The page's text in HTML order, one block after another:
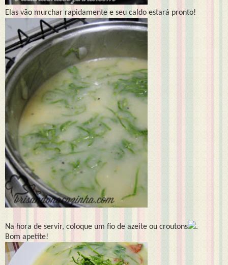
Elas vão murchar rapidamente e seu caldo estará pronto!
Na hora de servir, coloque um fio de azeite ou croutons
.
Bom apetite!